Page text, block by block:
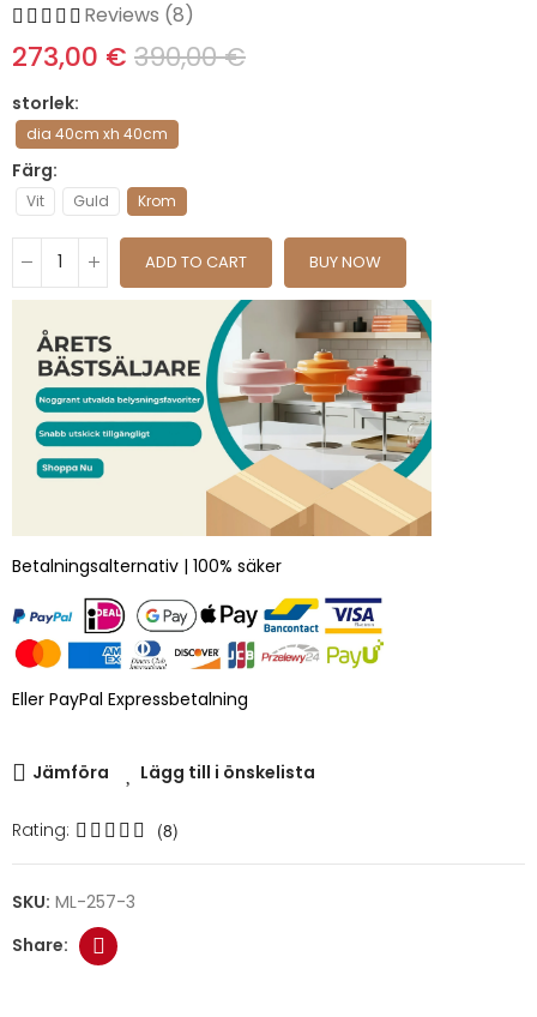
Reviews (8)
273,00 € 390,00 €
storlek
dia 40cm xh 40cm
Färg
Vit Guld Krom
ADD TO CART BUY NOW
Betalningsalternativ | 100% säker
Eller PayPal Expressbetalning
Jämföra Lägg till i önskelista
Rating: (8)
SKU: ML-257-3